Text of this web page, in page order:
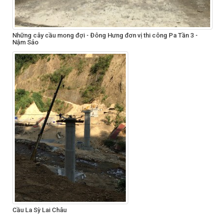
Những cây cầu mong đợi - Đông Hưng đơn vị thi công Pa Tần 3 -
Nậm Sảo
Cầu La Sỳ Lai Châu